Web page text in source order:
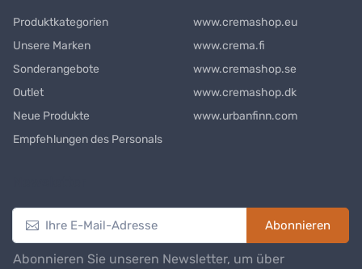
Produktkategorien
Unsere Marken
Sonderangebote
Outlet
Neue Produkte
Empfehlungen des Personals
www.cremashop.eu
www.crema.fi
www.cremashop.se
www.cremashop.dk
www.urbanfinn.com
Abonnieren
Abonnieren Sie unseren Newsletter, um über